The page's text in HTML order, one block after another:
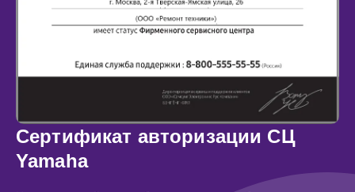
Сертификат авторизации СЦ
Yamaha